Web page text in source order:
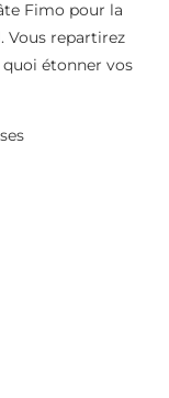
Fimo pour la
Vous repartirez
étonner vos